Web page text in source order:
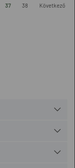
37 38 Következő